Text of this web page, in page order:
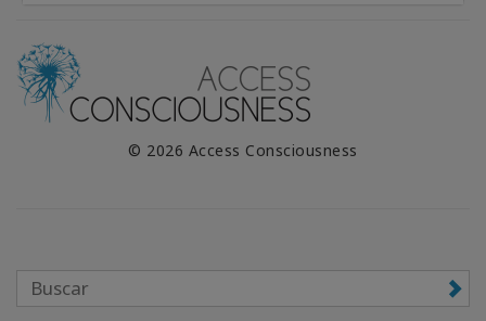
© 2026 Access Consciousness